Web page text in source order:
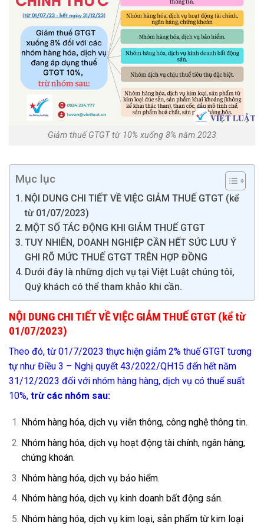
Giảm thuế GTGT từ 10% xuống 8% năm 2023
Mục lục
NỘI DUNG CHI TIẾT VỀ VIỆC GIẢM THUẾ GTGT (kể
từ 01/07/2023)
MỘT SỐ TÁC ĐỘNG KHI GIẢM THUẾ GTGT
TUY NHIÊN, DOANH NGHIỆP CẦN HẾT SỨC LƯU Ý
GHI RÕ MỨC THUẾ GTGT TRÊN HỢP ĐỒNG
Dưới đây là những dịch vụ tại Việt Luật chúng tôi,
Quý khách có thể tham khảo khi cần.
NỘI DUNG CHI TIẾT VỀ VIỆC GIẢM THUẾ GTGT (kể từ
01/07/2023)
Theo đó, từ 01/7/2023 thực hiện giảm 2% thuế GTGT tương
tự như Điều 3 – Nghị quyết 43/2022/QH15 đến hết năm
31/12/2023 đối với nhóm hàng hàng, dịch vụ có thuế suất
10%, trừ các nhóm sau:
Nhóm hàng hóa, dịch vụ viễn thông, công nghệ thông tin.
Nhóm hàng hóa, dịch vụ hoạt động tài chính, ngân hàng,
chứng khoán.
Nhóm hàng hóa, dịch vụ bảo hiểm.
Nhóm hàng hóa, dịch vụ kinh doanh bất động sản.
Nhóm hàng hóa, dịch vụ kim loại, sản phẩm từ kim loại